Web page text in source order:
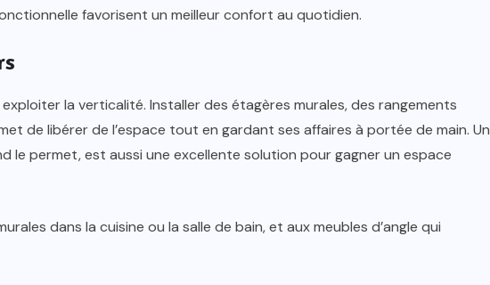
favorisent un meilleur confort au quotidien.
la verticalité. Installer des étagères murales, des rangements
de libérer de l’espace tout en gardant ses affaires à portée de main. Un
le permet, est aussi une excellente solution pour gagner un espace
dans la cuisine ou la salle de bain, et aux meubles d’angle qui
pour
– Guide complet pour trouver le